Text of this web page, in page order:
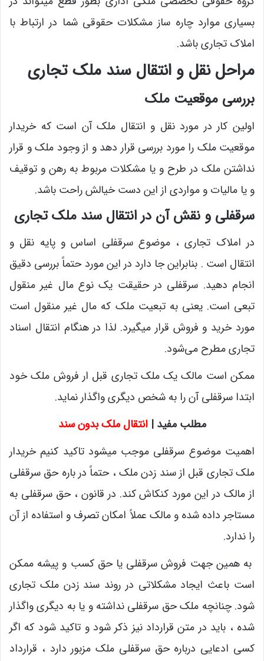
بسیاری موارد چاره ساز مشکلات حقوقی شما در ارتباط با
املاک تجاری باشد.
مراحل نقل و انتقال سند ملک تجاری
بررسی موقعیت ملک
اولین کار در مورد نقل و انتقال ملک آن است که خریدار
موقعیت ملک را مورد بررسی قرار دهد و از وجود ملک و قرار
نداشتن ملک در طرح و یا مشکلات مربوط به رهن و توقیف
و یا مالیات و مواردی از این دست خیالش راحت باشد.
سرقفلی و نقش آن در انتقال سند ملک تجاری
در املاک تجاری ، موضوع سرقفلی اساس و پایه نقل و
انتقال است . بنابراین جا دارد در این مورد حتماً بررسی دقیق
انجام دهید. سرقفلی در حقیقت یک نوع مال غیر منقول
تبعی است. یعنی به تبعیت ملک که مال غیر منقول است
مورد خرید و فروش قرار میگیرد. لذا در هنگام انتقال اسناد
تجاری مطرح می‌شود.
ممکن است مالک یک ملک تجاری قبل ار فروش ملک خود
ابتدا سرقفلی آن را به شخص دیگری واگذار نماید.
مطلب مفید |انتقال ملک بدون سند
اهمیت موضوع سرقفلی موجب میشود تاکید کنیم خریدار
ملک تجاری قبل از سند زدن ملک ، حتماً در باره حق سرقفلی
از مالک در این مورد کنکاش کند. در قانون ، حق سرقفلی به
مستاجر داده شده و مالک عملاً امکان تصرف و استفاده از آن
را ندارد.
به همین جهت فروش سرقفلی یا حق کسب و پیشه ممکن
است باعث ایجاد مشکلاتی در روند سند زدن ملک تجاری
شود. چنانچه ملک حق سرقفلی نداشته و یا به دیگری واگذار
شده ، باید در متن قرارداد نیز ذکر شود و تاکید شود که اگر
کسی ادعایی درباره حق سرقفلی ملک مزبور دارد ، قرارداد